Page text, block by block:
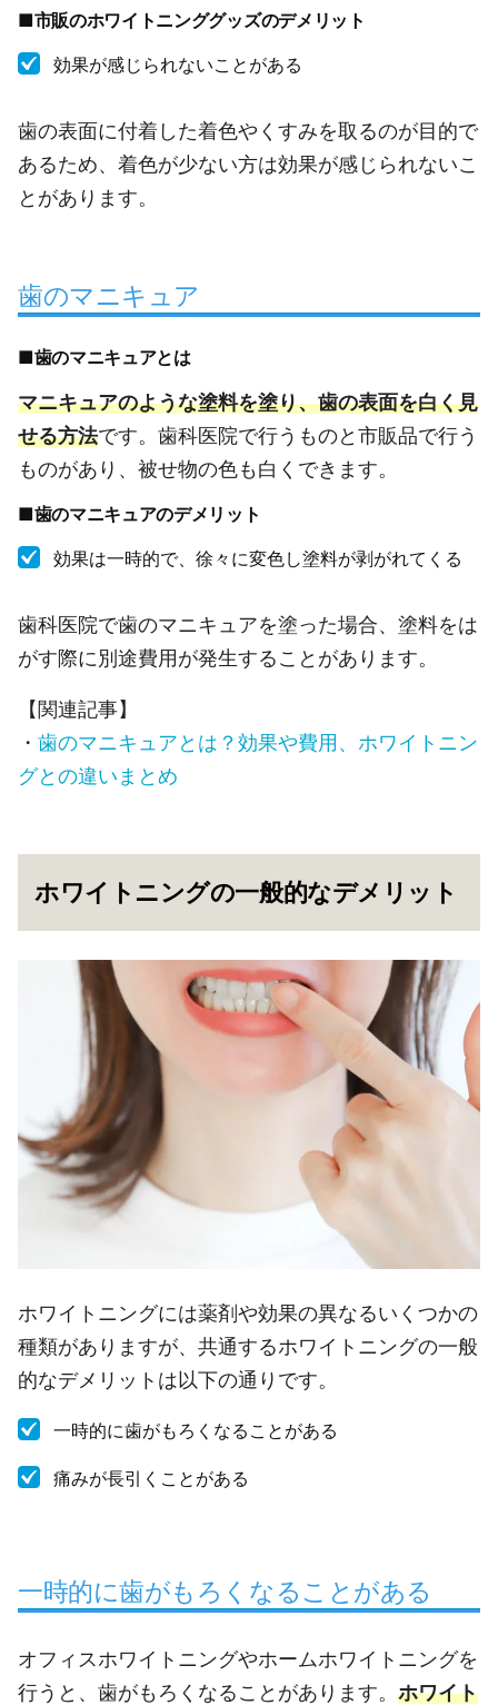
■市販のホワイトニンググッズのデメリット
効果が感じられないことがある
歯の表面に付着した着色やくすみを取るのが目的で
あるため、着色が少ない方は効果が感じられないこ
とがあります。
歯のマニキュア
■歯のマニキュアとは
マニキュアのような塗料を塗り、歯の表面を白く見
せる方法です。歯科医院で行うものと市販品で行う
ものがあり、被せ物の色も白くできます。
■歯のマニキュアのデメリット
効果は一時的で、徐々に変色し塗料が剥がれてくる
歯科医院で歯のマニキュアを塗った場合、塗料をは
がす際に別途費用が発生することがあります。
【関連記事】
・ 歯のマニキュアとは？効果や費用、ホワイトニン
グとの違いまとめ
ホワイトニングの一般的なデメリット
ホワイトニングには薬剤や効果の異なるいくつかの
種類がありますが、共通するホワイトニングの一般
的なデメリットは以下の通りです。
一時的に歯がもろくなることがある
痛みが長引くことがある
一時的に歯がもろくなることがある
オフィスホワイトニングやホームホワイトニングを
行うと、歯がもろくなることがあります。 ホワイト